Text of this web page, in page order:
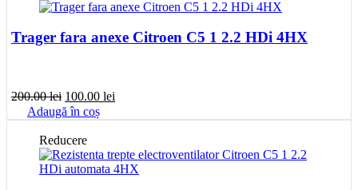
Trager fara anexe Citroen C5 1 2.2 HDi 4HX
200.00lei Prețul
inițial
a
fost:
200.00 lei.
100.00 lei
este:
Adaugă în coș
Reducere